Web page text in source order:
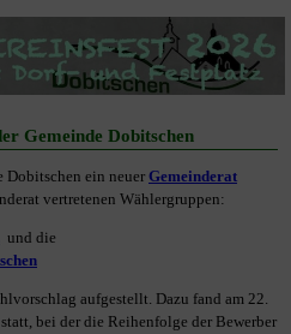
Gemeinde Dobitschen
Dobitschen ein neuer Gemeinderat
vertretenen Wählergruppen:
und die
aufgestellt. Dazu fand am 22.
bei der die Reihenfolge der Bewerber